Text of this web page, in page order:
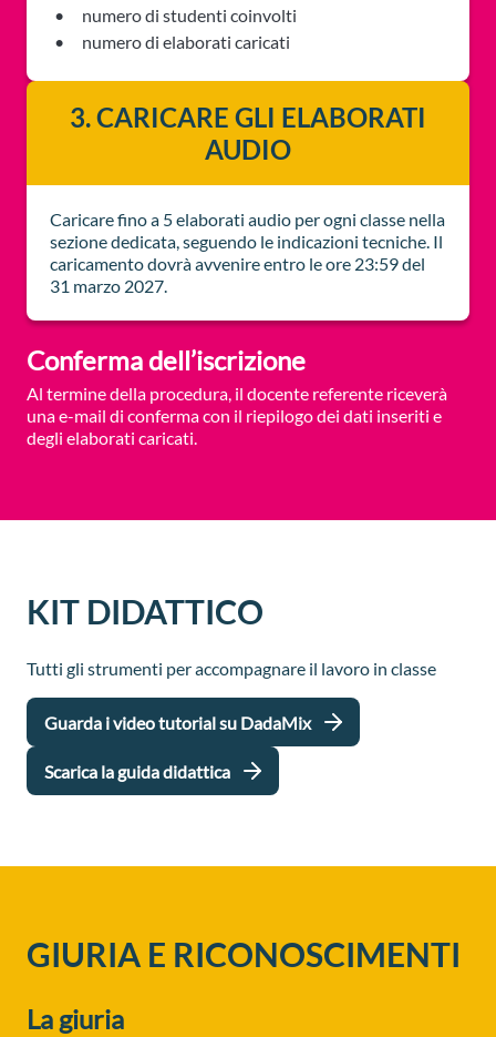
numero di studenti coinvolti
numero di elaborati caricati
3. CARICARE GLI ELABORATI
AUDIO
Caricare fino a 5 elaborati audio per ogni classe nella
sezione dedicata, seguendo le indicazioni tecniche. Il
caricamento dovrà avvenire entro le ore 23:59 del
31 marzo 2027.
Conferma dell’iscrizione
Al termine della procedura, il docente referente riceverà
una e-mail di conferma con il riepilogo dei dati inseriti e
degli elaborati caricati.
KIT DIDATTICO
Tutti gli strumenti per accompagnare il lavoro in classe
Guarda i video tutorial su DadaMix
Scarica la guida didattica
GIURIA E RICONOSCIMENTI
La giuria